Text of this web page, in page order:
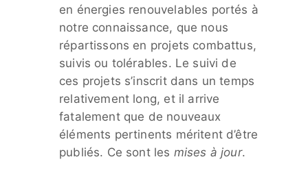
en énergies renouvelables portés à
notre connaissance, que nous
répartissons en projets combattus,
suivis ou tolérables. Le suivi de
ces projets s’inscrit dans un temps
relativement long, et il arrive
fatalement que de nouveaux
éléments pertinents méritent d’être
publiés. Ce sont les mises à jour.